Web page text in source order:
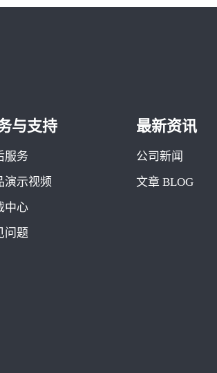
与支持
服务
演示视频
中心
问题
最新资讯
公司新闻
文章 BLOG